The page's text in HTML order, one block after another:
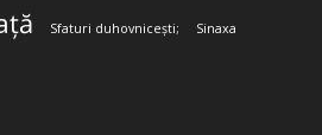
Sfaturi duhovnicești; Sinaxa